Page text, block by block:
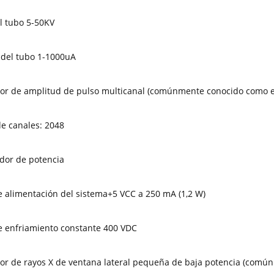
tubo 5-50KV
tubo 1-1000uA
de amplitud de pulso multicanal (comúnmente conocido como
canales: 2048
de potencia
alimentación del sistema+5 VCC a 250 mA (1,2 W)
enfriamiento constante 400 VDC
de rayos X de ventana lateral pequeña de baja potencia